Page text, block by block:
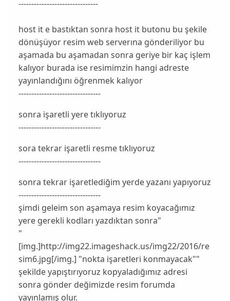
-------------------------------
host it e bastıktan sonra host it butonu bu şekile
dönüşüyor resim web serverına gönderiliyor bu
aşamada bu aşamadan sonra geriye bir kaç işlem
kalıyor burada ise resimimzin hangi adreste
yayınlandığını öğrenmek kalıyor
--------------------------------
sonra işaretli yere tıklıyoruz
--------------------------------
sora tekrar işaretli resme tıklıyoruz
--------------------------------
sonra tekrar işaretlediğim yerde yazanı yapıyoruz
--------------------------------
şimdi geleim son aşamaya resim koyacağımız
yere gerekli kodları yazdıktan sonra"
"
[img.]http://img22.imageshack.us/img22/2016/re
sim6.jpg[/img.] "nokta işaretleri konmayacak""
şekilde yapıştırıyoruz kopyaladığımız adresi
sonra gönder değimizde resim forumda
yayınlamış olur.